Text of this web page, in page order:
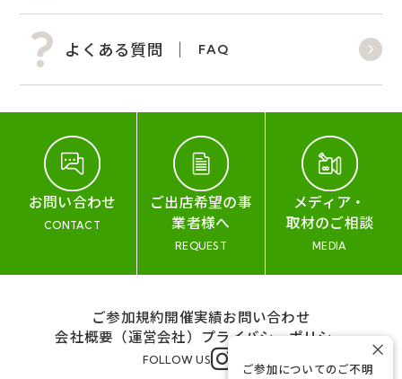
よくある質問 FAQ
お問い合わせ
CONTACT
ご出店希望の事
業者様へ
REQUEST
メディア・
取材のご相談
MEDIA
ご参加規約開催実績お問い合わせ
会社概要（運営会社） プライバシーポリシー
FOLLOW US
ご参加についてのご不明
×